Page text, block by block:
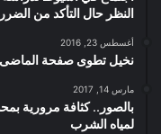
النظر حال التأكد من الضرر
أغسطس 23, 2016
نخيل تطوى صفحة الماضى
مارس 14, 2017
بالصور.. كثافة مرورية
لمياه الشرب